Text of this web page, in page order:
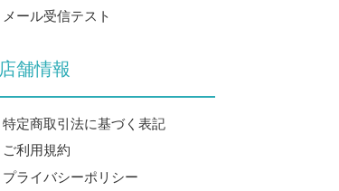
メール受信テスト
店舗情報
特定商取引法に基づく表記
ご利用規約
プライバシーポリシー